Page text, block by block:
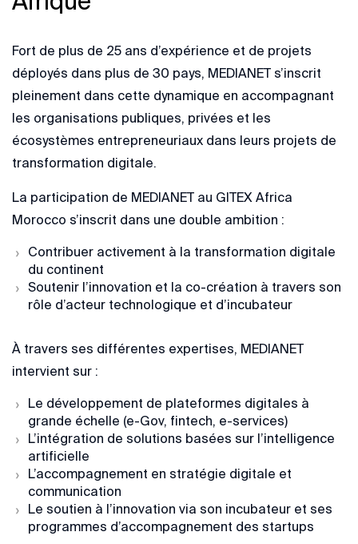
Fort de plus de 25 ans d’expérience et de projets
déployés dans plus de 30 pays, MEDIANET s’inscrit
pleinement dans cette dynamique en accompagnant
les organisations publiques, privées et les
écosystèmes entrepreneuriaux dans leurs projets de
transformation digitale.
La participation de MEDIANET au GITEX Africa
Morocco s’inscrit dans une double ambition :
Contribuer activement à la transformation digitale
du continent
Soutenir l’innovation et la co-création à travers son
rôle d’acteur technologique et d’incubateur
À travers ses différentes expertises, MEDIANET
intervient sur :
Le développement de plateformes digitales à
grande échelle (e-Gov, fintech, e-services)
L’intégration de solutions basées sur l’intelligence
artificielle
L’accompagnement en stratégie digitale et
communication
Le soutien à l’innovation via son incubateur et ses
programmes d’accompagnement des startups